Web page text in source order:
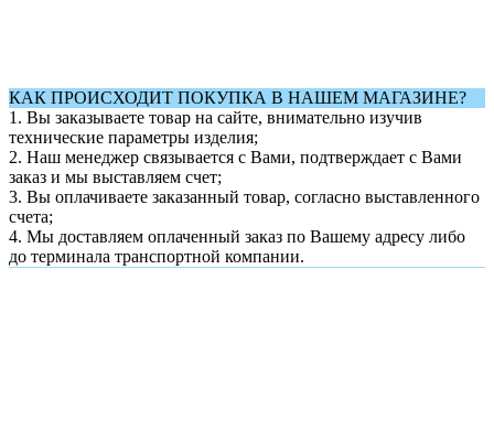
КАК ПРОИСХОДИТ ПОКУПКА В НАШЕМ МАГАЗИНЕ?
1. Вы заказываете товар на сайте, внимательно изучив
технические параметры изделия;
2. Наш менеджер связывается с Вами, подтверждает с Вами
заказ и мы выставляем счет;
3. Вы оплачиваете заказанный товар, согласно выставленного
счета;
4. Мы доставляем оплаченный заказ по Вашему адресу либо
до терминала транспортной компании.